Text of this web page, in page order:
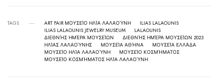
TAGS ART FAIR ΜΟΥΣΕΊΟ ΗΛΊΑ ΛΑΛΑΟΎΝΗ
ILIAS LALAOUNIS
ILIAS LALAOUNIS JEWELRY MUSEUM
LALAOUNIS
ΔΙΕΘΝΉΣ ΗΜΈΡΑ ΜΟΥΣΕΊΩΝ
ΔΙΕΘΝΉΣ ΗΜΈΡΑ ΜΟΥΣΕΊΩΝ 2023
ΗΛΊΑΣ ΛΑΛΑΟΎΝΗΣ
ΜΟΥΣΕΊΑ ΑΘΉΝΑ
ΜΟΥΣΕΊΑ ΕΛΛΆΔΑ
ΜΟΥΣΕΊΟ ΗΛΊΑ ΛΑΛΑΟΎΝΗ
ΜΟΥΣΕΊΟ ΚΟΣΜΉΜΑΤΟΣ
ΜΟΥΣΕΊΟ ΚΟΣΜΉΜΑΤΟΣ ΗΛΊΑ ΛΑΛΑΟΎΝΗ